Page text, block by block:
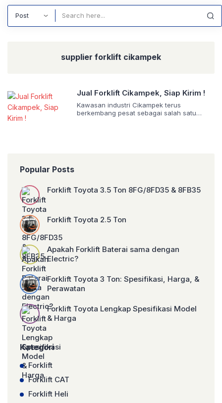
supplier forklift cikampek
Jual Forklift Cikampek, Siap Kirim !
Kawasan industri Cikampek terus
berkembang pesat sebagai salah satu
Popular Posts
Forklift Toyota 3.5 Ton 8FG/8FD35 & 8FB35
Forklift Toyota 2.5 Ton
Apakah Forklift Baterai sama dengan
Electric?
Forklift Toyota 3 Ton: Spesifikasi, Harga, &
Perawatan
Forklift Toyota Lengkap Spesifikasi Model
& Harga
Kategori
Forklift
Forklift CAT
Forklift Heli